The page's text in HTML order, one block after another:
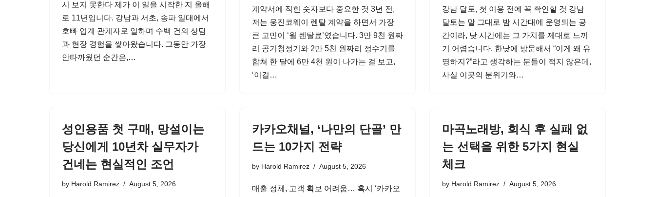
시 보지 못한다 제가 이 일을 시작한 지 올해
로 11년입니다. 강남과 서초, 송파 일대에서
호빠 업계 관계자로 일하며 수백 건의 상담
과 현장 경험을 쌓아왔습니다. 그동안 가장
안타까웠던 순간은,…
계약서에 적힌 숫자보다 중요한 것 3년 전,
저는 웅진코웨이 렌탈 계약을 하면서 가장
큰 고민이 ‘월 렌탈료’였습니다. 3만 9천 원짜
리 공기청정기와 2만 5천 원짜리 정수기를
합쳐 한 달에 6만 4천 원이 나가는 걸 보고,
‘이걸…
강남 달토, 첫 이용 전에 꼭 확인할 것 강남
달토는 말 그대로 밤 시간대에 운영되는 공
간이라, 낮 시간에는 그 가치를 제대로 느끼
기 어렵습니다. 한낮에 방문해서 “이게 왜 유
명하지?”라고 생각하는 분들이 적지 않은데,
사실 이곳의 분위기와…
성인용품 첫 구매, 망설이는
당신에게 10년차 실무자가
건네는 현실적인 조언
by Harold Ramirez August 5, 2026
카카오채널, ‘나만의 단골’ 만
드는 10가지 전략
by Harold Ramirez August 5, 2026
매출 정체, 고객 확보 어려움… 혹시 ‘카카오
마곡노래방, 회식 후 실패 없
는 선택을 위한 5가지 현실
체크
by Harold Ramirez August 5, 2026